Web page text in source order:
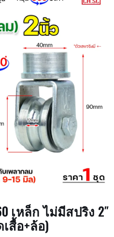
เหล็ก ไม่มีสปริง 2″
สื้อ+ล้อ)